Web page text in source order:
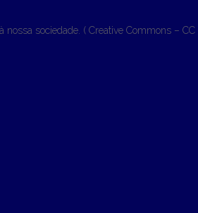
nossa sociedade. ( Creative Commons – CC